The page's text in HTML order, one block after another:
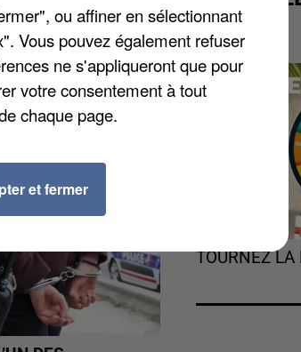
GAGNER
TOURNEZ LA
ou affiner en sélectionnant
Vous pouvez également refuser
ne s'appliqueront que pour
votre consentement à tout
chaque page.
et fermer